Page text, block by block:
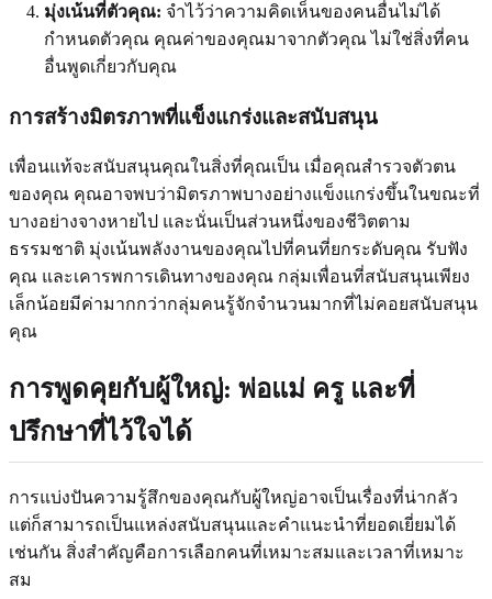
มุ่งเน้นที่ตัวคุณ: จำไว้ว่าความคิดเห็นของคนอื่นไม่ได้
กำหนดตัวคุณ คุณค่าของคุณมาจากตัวคุณ ไม่ใช่สิ่งที่คน
อื่นพูดเกี่ยวกับคุณ
การสร้างมิตรภาพที่แข็งแกร่งและสนับสนุน
เพื่อนแท้จะสนับสนุนคุณในสิ่งที่คุณเป็น เมื่อคุณสำรวจตัวตน
ของคุณ คุณอาจพบว่ามิตรภาพบางอย่างแข็งแกร่งขึ้นในขณะที่
บางอย่างจางหายไป และนั่นเป็นส่วนหนึ่งของชีวิตตาม
ธรรมชาติ มุ่งเน้นพลังงานของคุณไปที่คนที่ยกระดับคุณ รับฟัง
คุณ และเคารพการเดินทางของคุณ กลุ่มเพื่อนที่สนับสนุนเพียง
เล็กน้อยมีค่ามากกว่ากลุ่มคนรู้จักจำนวนมากที่ไม่คอยสนับสนุน
คุณ
การพูดคุยกับผู้ใหญ่: พ่อแม่ ครู และที่
ปรึกษาที่ไว้ใจได้
การแบ่งปันความรู้สึกของคุณกับผู้ใหญ่อาจเป็นเรื่องที่น่ากลัว
แต่ก็สามารถเป็นแหล่งสนับสนุนและคำแนะนำที่ยอดเยี่ยมได้
เช่นกัน สิ่งสำคัญคือการเลือกคนที่เหมาะสมและเวลาที่เหมาะ
สม